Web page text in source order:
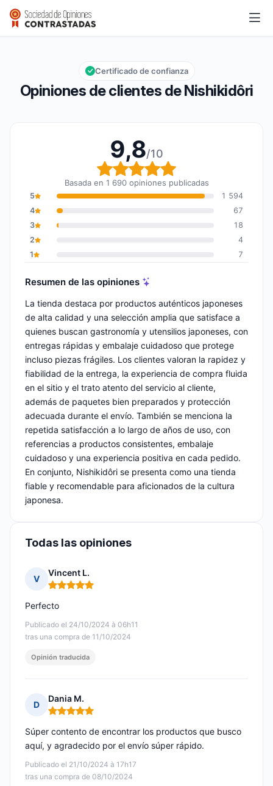
Nishikidôri
Calificación global: 9,8 de 10
9,8/10
Opiniones de clientes de Nishikidôri
Certificado de confianza
9,8/10
Calificación global: 9,8
Basada en 1 690 opiniones publicadas
5
1 594
4
67
3
18
2
4
1
7
Resumen de las opiniones
La tienda destaca por productos auténticos japoneses
de alta calidad y una selección amplia que satisface a
quienes buscan gastronomía y utensilios japoneses, con
entregas rápidas y embalaje cuidadoso que protege
incluso piezas frágiles. Los clientes valoran la rapidez y
fiabilidad de la entrega, la experiencia de compra fluida
en el sitio y el trato atento del servicio al cliente,
además de paquetes bien preparados y protección
adecuada durante el envío. También se menciona la
repetida satisfacción a lo largo de años de uso, con
referencias a productos consistentes, embalaje
cuidadoso y una experiencia positiva en cada pedido.
En conjunto, Nishikidôri se presenta como una tienda
fiable y recomendable para aficionados de la cultura
japonesa.
Todas las opiniones
V
Vincent L.
Nota: 5 de 5
Publicado el 24/10/2024 à 06h11
tras una compra de 11/10/2024
Perfecto
Opinión traducida
D
Dania M.
Nota: 5 de 5
Publicado el 21/10/2024 à 17h17
tras una compra de 08/10/2024
Súper contento de encontrar los productos que busco
aquí, y agradecido por el envío súper rápido.